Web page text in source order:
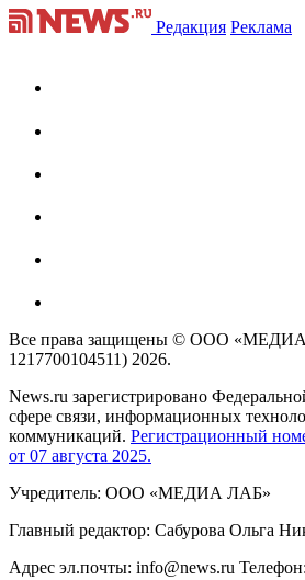
Редакция Реклама
Все права защищены © ООО
1217700104511) 2026.
News.ru зарегистрировано
сфере связи, информационных
коммуникаций. Регистрационный
от 07 августа 2025.
Учредитель: ООО «МЕДИА ЛАБ»
Главный редактор: Сабурова Ольга
Адрес эл.почты: info@news.ru